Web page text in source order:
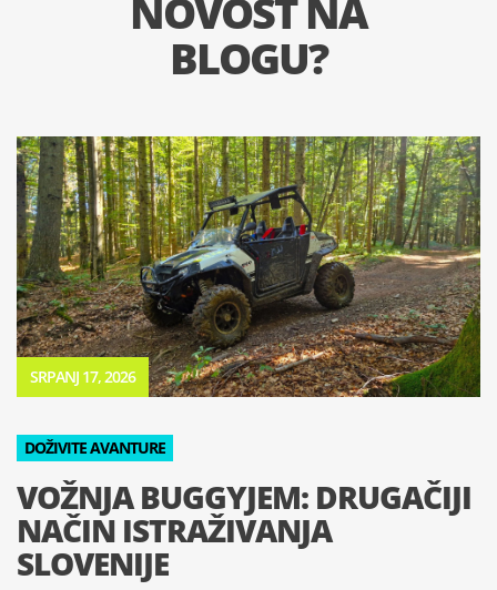
NOVOST NA
BLOGU?
SRPANJ 17, 2026
DOŽIVITE AVANTURE
VOŽNJA BUGGYJEM: DRUGAČIJI
NAČIN ISTRAŽIVANJA
SLOVENIJE